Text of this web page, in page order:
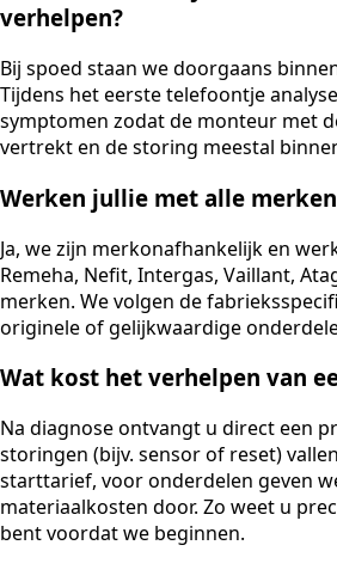
verhelpen?
Bij spoed staan we doorgaans
Tijdens het eerste telefoontje
symptomen zodat de monteur met
vertrekt en de storing meestal
Werken jullie met alle merken
Ja, we zijn merkonafhankelijk en
Remeha, Nefit, Intergas, Vaillant,
merken. We volgen de
originele of gelijkwaardige
Wat kost het verhelpen van
Na diagnose ontvangt u direct een
storingen (bijv. sensor of reset)
starttarief, voor onderdelen geven
materiaalkosten door. Zo weet u
bent voordat we beginnen.